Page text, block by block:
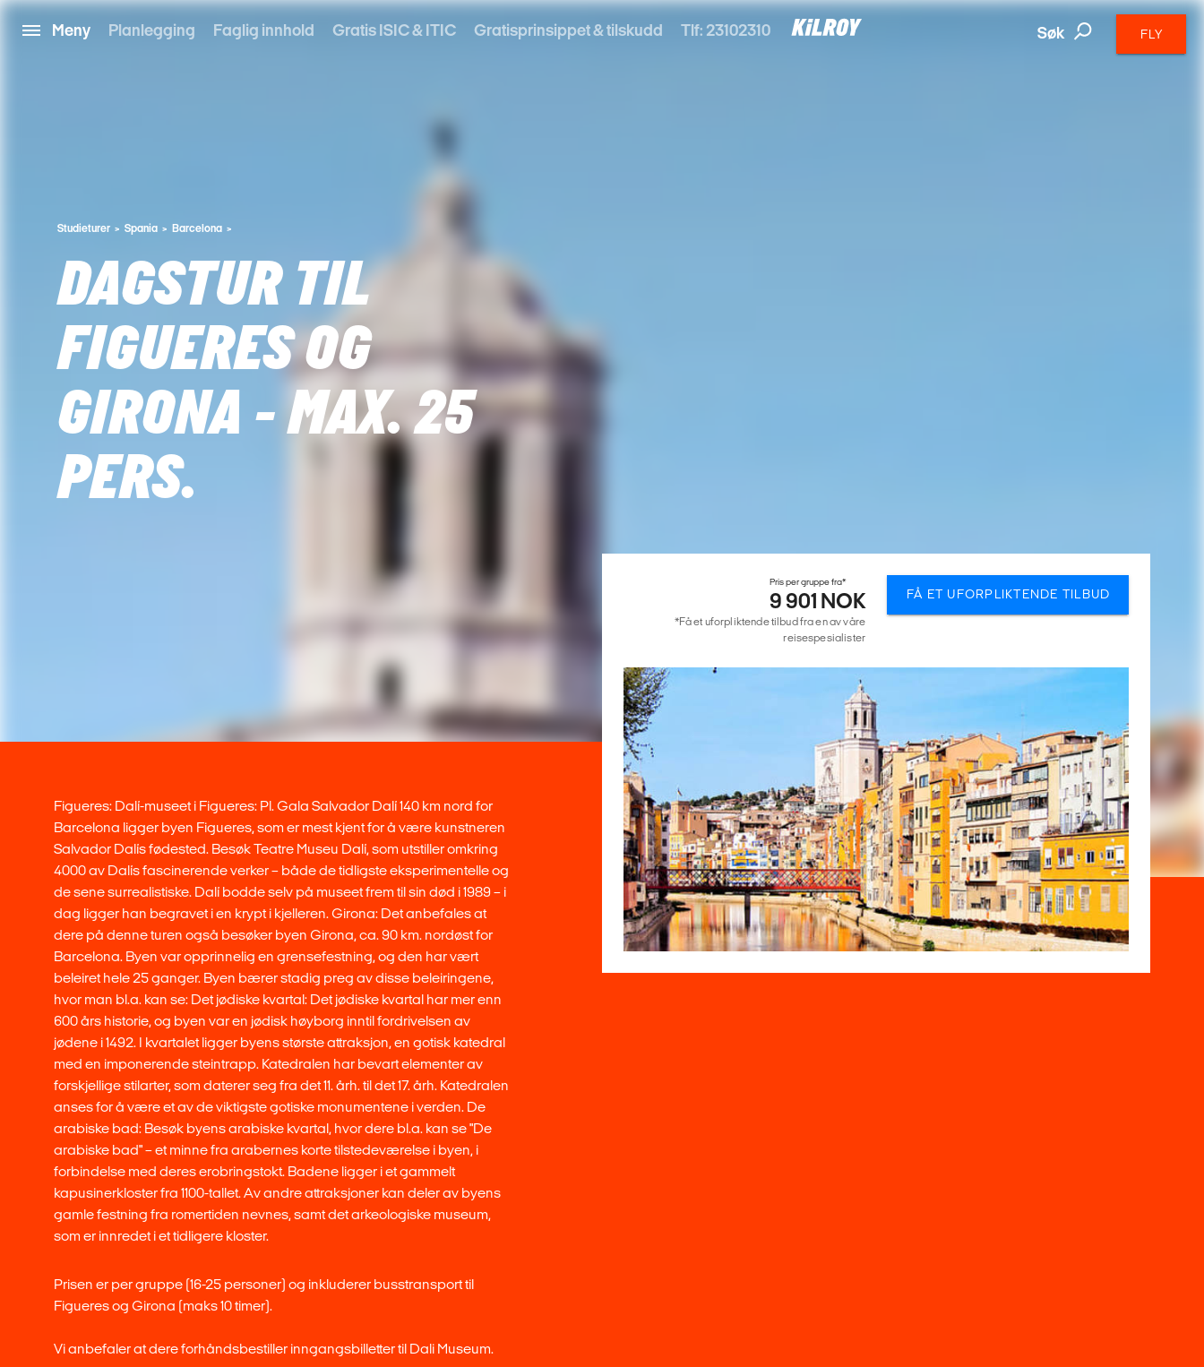
Meny Planlegging Faglig innhold Gratis ISIC & ITIC Gratisprinsippet & tilskudd Tlf: 23102310 Søk FLY
Studieturer Spania Barcelona
DAGSTUR TIL
FIGUERES OG
GIRONA - MAX. 25
PERS.
Figueres: Dalí-museet i Figueres: Pl. Gala Salvador Dalí 140 km nord for
Barcelona ligger byen Figueres, som er mest kjent for å være kunstneren
Salvador Dalís fødested. Besøk Teatre Museu Dalí, som utstiller omkring
4000 av Dalís fascinerende verker – både de tidligste eksperimentelle og
de sene surrealistiske. Dalí bodde selv på museet frem til sin død i 1989 – i
dag ligger han begravet i en krypt i kjelleren. Girona: Det anbefales at
dere på denne turen også besøker byen Girona, ca. 90 km. nordøst for
Barcelona. Byen var opprinnelig en grensefestning, og den har vært
beleiret hele 25 ganger. Byen bærer stadig preg av disse beleiringene,
hvor man bl.a. kan se: Det jødiske kvartal: Det jødiske kvartal har mer enn
600 års historie, og byen var en jødisk høyborg inntil fordrivelsen av
jødene i 1492. I kvartalet ligger byens største attraksjon, en gotisk katedral
med en imponerende steintrapp. Katedralen har bevart elementer av
forskjellige stilarter, som daterer seg fra det 11. årh. til det 17. årh. Katedralen
anses for å være et av de viktigste gotiske monumentene i verden. De
arabiske bad: Besøk byens arabiske kvartal, hvor dere bl.a. kan se "De
arabiske bad" – et minne fra arabernes korte tilstedeværelse i byen, i
forbindelse med deres erobringstokt. Badene ligger i et gammelt
kapusinerkloster fra 1100-tallet. Av andre attraksjoner kan deler av byens
gamle festning fra romertiden nevnes, samt det arkeologiske museum,
som er innredet i et tidligere kloster.
Prisen er per gruppe (16-25 personer) og inkluderer busstransport til
Figueres og Girona (maks 10 timer).
Vi anbefaler at dere forhåndsbestiller inngangsbilletter til Dali Museum.
Pris per gruppe fra*
9 901 NOK
*Få et uforpliktende tilbud fra en av våre
reisespesialister
FÅ ET UFORPLIKTENDE TILBUD